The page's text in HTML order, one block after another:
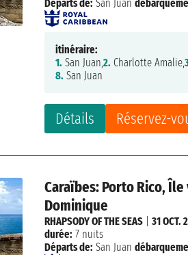
Détails Réservez-
Départs de: San Juan
itinéraire:
1. San Juan,2. Charlotte Amalie,
8. San Juan
Caraïbes: Porto Rico,
Dominique
RHAPSODY OF THE SEAS |31 OCT.
durée: 7 nuits
Départs de: San Juan